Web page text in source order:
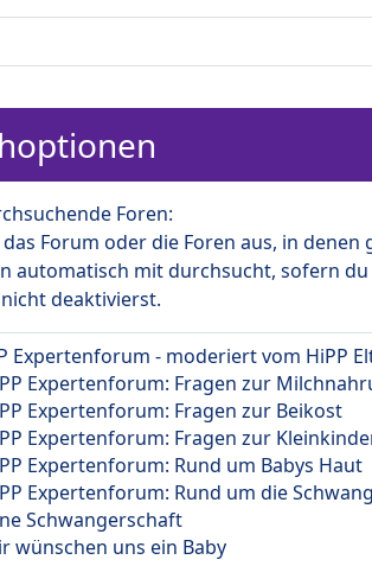
Foren:
das Forum oder die Foren aus, in
automatisch mit durchsucht, sofern
deaktivierst.